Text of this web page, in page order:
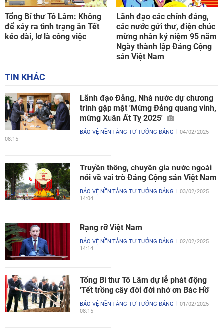
Tổng Bí thư Tô Lâm: Không
để xảy ra tình trạng ăn Tết
kéo dài, lơ là công việc
Lãnh đạo các chính đảng,
các nước gửi thư, điện chúc
mừng nhân kỷ niệm 95 năm
Ngày thành lập Đảng Cộng
sản Việt Nam
TIN KHÁC
Lãnh đạo Đảng, Nhà nước dự chương
trình gặp mặt 'Mừng Đảng quang vinh,
mừng Xuân Ất Tỵ 2025'
BẢO VỆ NỀN TẢNG TƯ TƯỞNG ĐẢNG
04/02/2025
08:15
Truyền thông, chuyên gia nước ngoài
nói về vai trò Đảng Cộng sản Việt Nam
BẢO VỆ NỀN TẢNG TƯ TƯỞNG ĐẢNG
03/02/2025
14:04
Rạng rỡ Việt Nam
BẢO VỆ NỀN TẢNG TƯ TƯỞNG ĐẢNG
02/02/2025
14:14
Tổng Bí thư Tô Lâm dự lễ phát động
'Tết trồng cây đời đời nhớ ơn Bác Hồ'
BẢO VỆ NỀN TẢNG TƯ TƯỞNG ĐẢNG
01/02/2025
08:15